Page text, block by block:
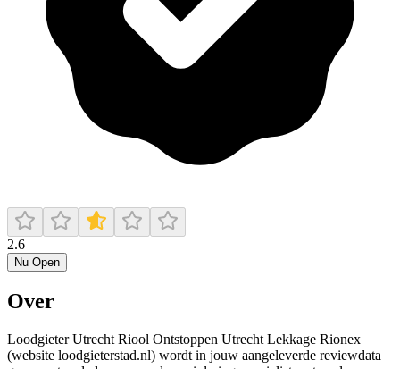
2.6
Nu Open
Over
Loodgieter Utrecht Riool Ontstoppen Utrecht Lekkage Rionex
(website loodgieterstad.nl) wordt in jouw aangeleverde reviewdata